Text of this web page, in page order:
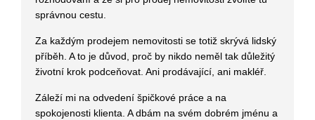
správnou cestu.
Za každým prodejem nemovitosti se totiž skrývá lidský
příběh. A to je důvod, proč by nikdo neměl tak důležitý
životní krok podceňovat. Ani prodávající, ani makléř.
Záleží mi na odvedení špičkové práce a na
spokojenosti klienta. A dbám na svém dobrém jménu a